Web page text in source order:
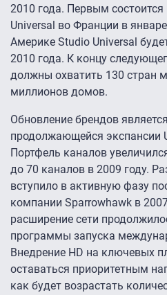
2010 года. Первым
Universal во Франции в
Америке Studio Universal
2010 года. К концу
должны охватить 130 стран
миллионов домов.
Обновление брендов
продолжающейся экспансии
Портфель каналов
до 70 каналов в 2009 году.
вступило в активную фазу
компании Sparrowhawk в
расширение сети
программы запуска
Внедрение HD на ключевых
оставаться приоритетным
как будет возрастать